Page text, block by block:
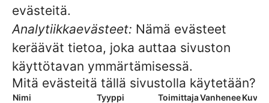
evästeitä.
Analytiikkaevästeet: Nämä evästeet
keräävät tietoa, joka auttaa sivuston
käyttötavan ymmärtämisessä.
Mitä evästeitä tällä sivustolla käytetään?
Nimi Tyyppi ToimittajaVanhenee